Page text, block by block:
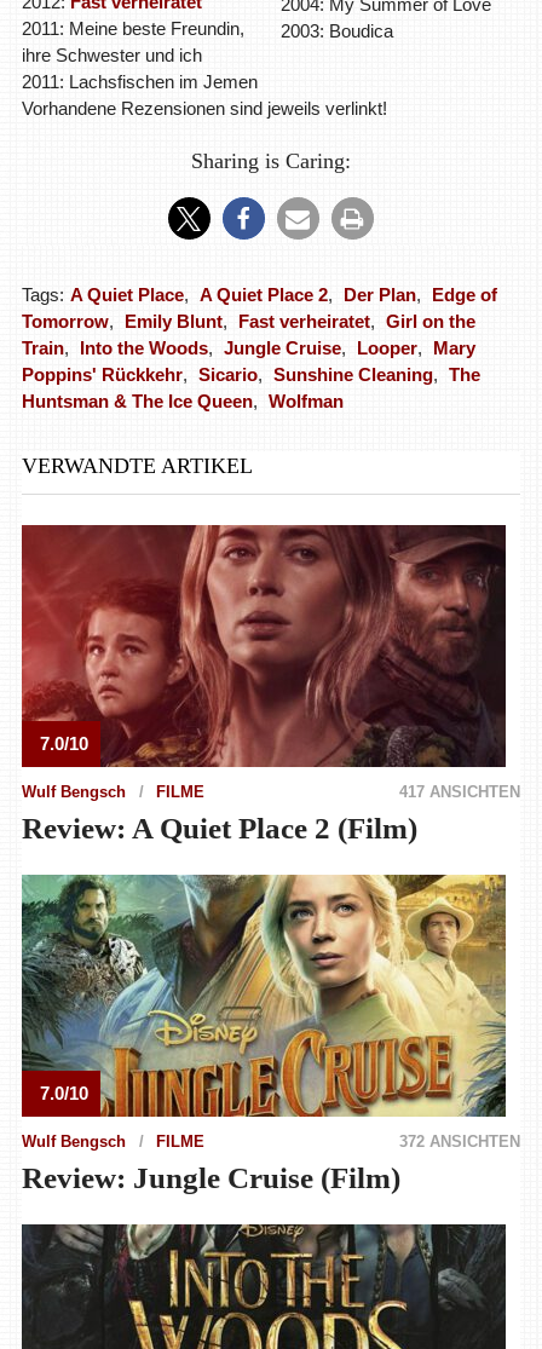
2011: Meine beste Freundin,
ihre Schwester und ich
2011: Lachsfischen im Jemen
2003: Boudica
Vorhandene Rezensionen sind jeweils verlinkt!
Sharing is Caring:
Tags: A Quiet Place, A Quiet Place 2, Der Plan,
Edge of
Tomorrow, Emily Blunt, Fast verheiratet, Girl on the
Train, Into the Woods, Jungle Cruise, Looper,
Mary
Poppins' Rückkehr, Sicario, Sunshine Cleaning, The
Huntsman & The Ice Queen, Wolfman
VERWANDTE ARTIKEL
7.0/10
Wulf Bengsch FILME 417 ANSICHTEN
Review: A Quiet Place 2 (Film)
7.0/10
Wulf Bengsch FILME 372 ANSICHTEN
Review: Jungle Cruise (Film)